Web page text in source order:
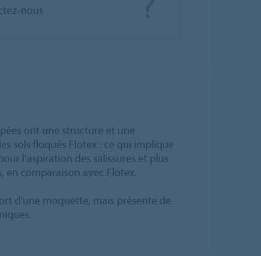
nous
ont une structure et une
sols floqués Flotex : ce qui implique
l’aspiration des salissures et plus
en comparaison avec Flotex.
d'une moquette, mais présente de